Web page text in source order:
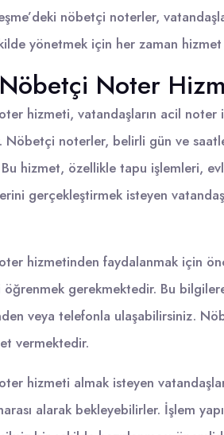
nöbetçi noterler,
yönetmek için her zaman
Noter
hizmeti, vatandaşların acil
Nöbetçi noterler, belirli gün ve
Bu hizmet, özellikle tapu işlemleri,
gerçekleştirmek isteyen
hizmetinden faydalanmak için
gerekmektedir. Bu
veya telefonla ulaşabilirsiniz.
vermektedir.
hizmeti almak isteyen
alarak bekleyebilirler. İşlem